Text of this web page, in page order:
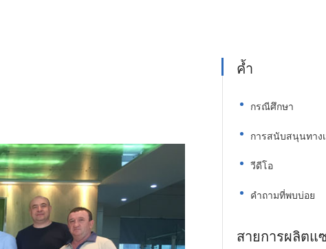
ค้ำ
กรณีศึกษา
การสนับสนุนทาง
วีดีโอ
คำถามที่พบบ่อย
สายการผลิตแ